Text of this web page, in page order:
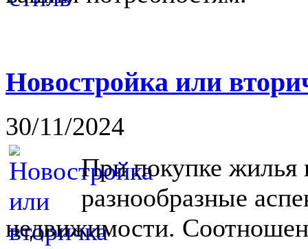
Новостройка или
30/11/2024
При покупке жилья
разнообразные
недвижимости.